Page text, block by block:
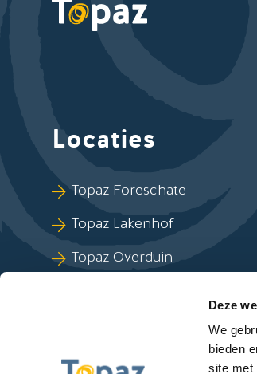
Deze
We
bieden
site met
Locaties
Sla Locaties-links over
Topaz Foreschate
Topaz Lakenhof
Topaz Overduin